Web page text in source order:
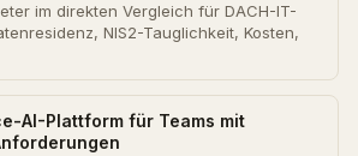
im direkten Vergleich für DACH-IT-
NIS2-Tauglichkeit, Kosten,
AI-Plattform für Teams mit